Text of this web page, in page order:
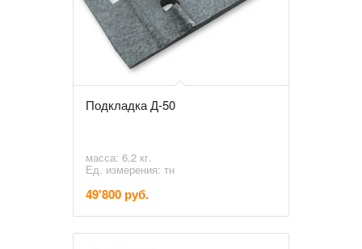
Подкладка Д-50
масса: 6,2 кг.
Ед. измерения: тн
49'800 руб.